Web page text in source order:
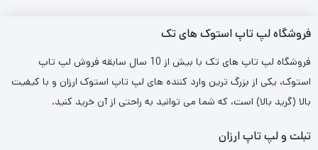
برای گیمرهایی که خواهان بهترین تصاویر ممکن هستند، برخی از
ارائه می‌کنند که رنگ‌ها و جزئیات زنده‌تری را ارائه می‌دهند. با این حال،
به خاطر داشته باشید که نمایشگرهای با وضوح بالاتر ممکن است به
یک GPU قدرتمندتر برای حفظ عملکرد روان نیاز داشته باشند.
سایت فروشگاهی لپ تاپ های تک در حوزه فروش لپ تاپ های
فروشگاه لپ تاپ استوک های تک
فروشگاه لپ تاپ های تک با بیش از 10 سال سابقه فروش لپ تاپ
استوک، یکی از بزرگ ترین وارد کننده های لپ تاپ استوک ارزان و با کیفیت
بالا (گرید بالا) است، که شما می توانید به راحتی از آن خرید کنید.
تبلت و لپ تاپ ارزان